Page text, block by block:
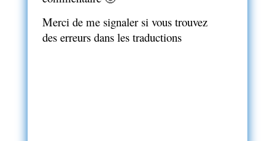
Merci de me signaler si vous trouvez
des erreurs dans les traductions